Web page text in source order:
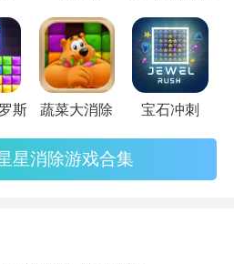
决各种难题，像是清除障碍物
在游戏中不断升级，变得更
必不可少的一部分，让玩家
让玩家能够实现自己的想
斯方块蔬菜大消除 宝石冲刺
星消除游戏合集